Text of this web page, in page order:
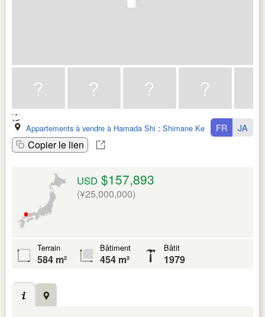
Appartements à vendre à Hamada Shi : Shimane Ken
Copier le lien
FR JA
USD $157,893
(¥25,000,000)
Terrain
584 m²
Bâtiment
454 m²
Bâtit
1979